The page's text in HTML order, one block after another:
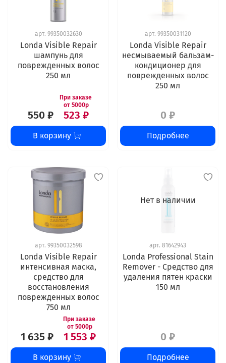
арт. 99350032630
Londa Visible Repair
шампунь для
поврежденных волос
250 мл
550 ₽ 523 ₽
В корзину
арт. 99350031120
Londa Visible Repair
несмываемый бальзам-
кондиционер для
поврежденных волос
250 мл
0 ₽
Подробнее
арт. 99350032598
Londa Visible Repair
интенсивная маска,
средство для
восстановления
поврежденных волос
750 мл
1 635 ₽ 1 553 ₽
В корзину
Нет в наличии
арт. 81642943
Londa Professional Stain
Remover - Средство для
удаления пятен краски
150 мл
0 ₽
Подробнее